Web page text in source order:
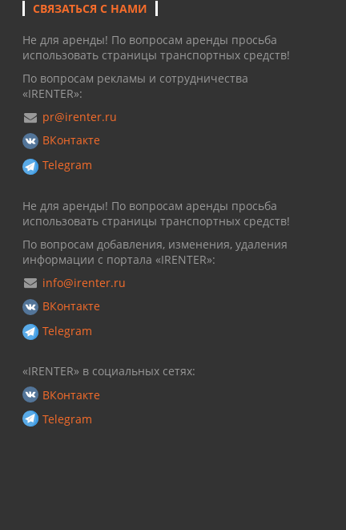
СВЯЗАТЬСЯ С НАМИ
Не для аренды! По вопросам аренды просьба
использовать страницы транспортных средств!
По вопросам рекламы и сотрудничества
«IRENTER»:
pr@irenter.ru
ВКонтакте
Telegram
Не для аренды! По вопросам аренды просьба
использовать страницы транспортных средств!
По вопросам добавления, изменения, удаления
информации с портала «IRENTER»:
info@irenter.ru
ВКонтакте
Telegram
«IRENTER» в социальных сетях:
ВКонтакте
Telegram